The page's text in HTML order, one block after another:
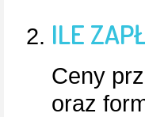
ILE
Ceny
oraz